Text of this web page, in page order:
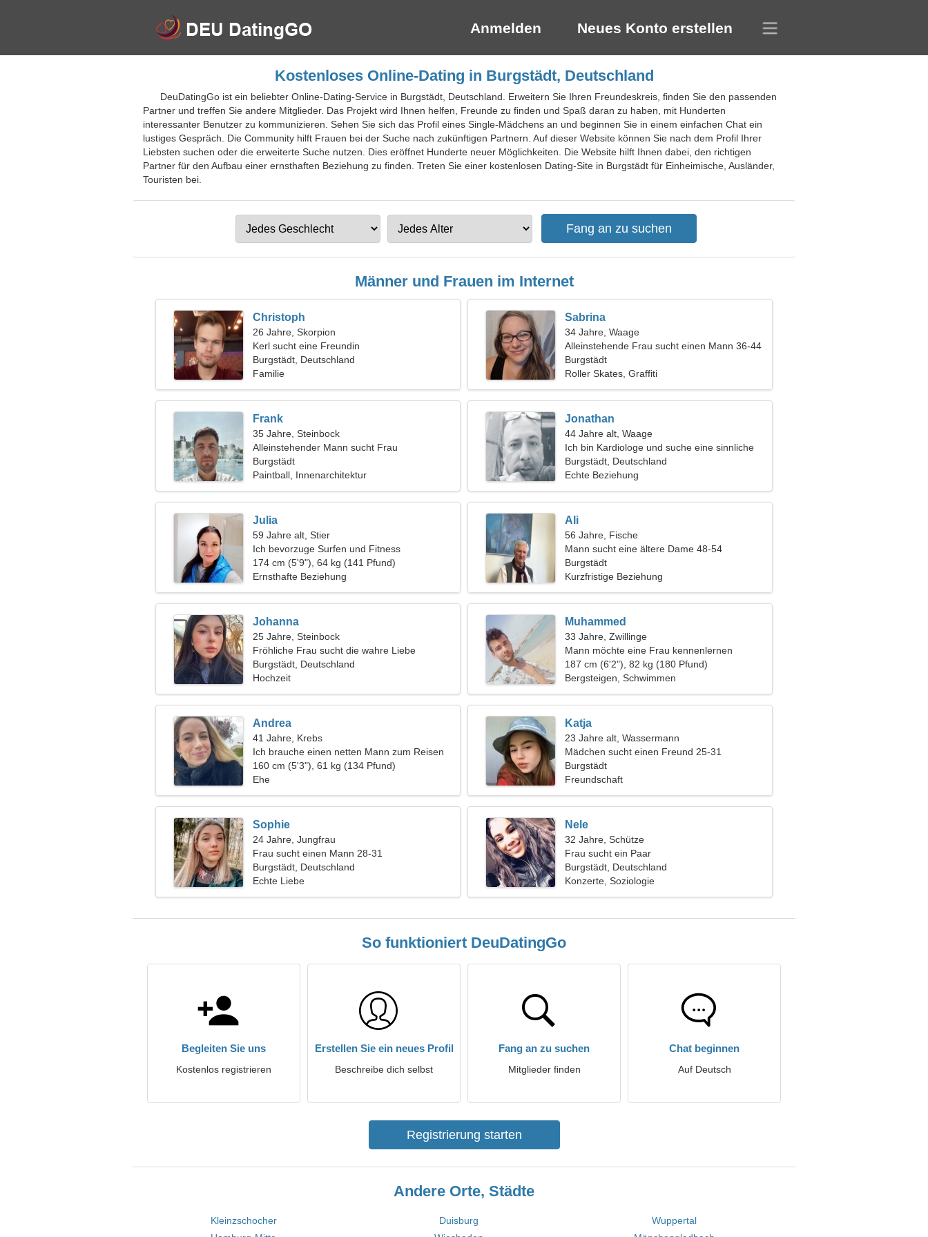
Anmelden Neues Konto erstellen
Kostenloses Online-Dating in Burgstädt, Deutschland
DeuDatingGo ist ein beliebter Online-Dating-Service in Burgstädt, Deutschland. Erweitern Sie Ihren Freundeskreis, finden Sie den passenden
Partner und treffen Sie andere Mitglieder. Das Projekt wird Ihnen helfen, Freunde zu finden und Spaß daran zu haben, mit Hunderten
interessanter Benutzer zu kommunizieren. Sehen Sie sich das Profil eines Single-Mädchens an und beginnen Sie in einem einfachen Chat ein
lustiges Gespräch. Die Community hilft Frauen bei der Suche nach zukünftigen Partnern. Auf dieser Website können Sie nach dem Profil Ihrer
Liebsten suchen oder die erweiterte Suche nutzen. Dies eröffnet Hunderte neuer Möglichkeiten. Die Website hilft Ihnen dabei, den richtigen
Partner für den Aufbau einer ernsthaften Beziehung zu finden. Treten Sie einer kostenlosen Dating-Site in Burgstädt für Einheimische, Ausländer,
Touristen bei.
Männer und Frauen im Internet
Christoph
26 Jahre, Skorpion
Kerl sucht eine Freundin
Burgstädt, Deutschland
Familie
Sabrina
34 Jahre, Waage
Alleinstehende Frau sucht einen Mann 36-44
Burgstädt
Roller Skates, Graffiti
Frank
35 Jahre, Steinbock
Alleinstehender Mann sucht Frau
Burgstädt
Paintball, Innenarchitektur
Jonathan
44 Jahre alt, Waage
Ich bin Kardiologe und suche eine sinnliche
Frau
Burgstädt, Deutschland
Echte Beziehung
Julia
59 Jahre alt, Stier
Ich bevorzuge Surfen und Fitness
174 cm (5'9"), 64 kg (141 Pfund)
Ernsthafte Beziehung
Ali
56 Jahre, Fische
Mann sucht eine ältere Dame 48-54
Burgstädt
Kurzfristige Beziehung
Johanna
25 Jahre, Steinbock
Fröhliche Frau sucht die wahre Liebe
Burgstädt, Deutschland
Hochzeit
Muhammed
33 Jahre, Zwillinge
Mann möchte eine Frau kennenlernen
187 cm (6'2"), 82 kg (180 Pfund)
Bergsteigen, Schwimmen
Andrea
41 Jahre, Krebs
Ich brauche einen netten Mann zum Reisen
160 cm (5'3"), 61 kg (134 Pfund)
Ehe
Katja
23 Jahre alt, Wassermann
Mädchen sucht einen Freund 25-31
Burgstädt
Freundschaft
Sophie
24 Jahre, Jungfrau
Frau sucht einen Mann 28-31
Burgstädt, Deutschland
Echte Liebe
Nele
32 Jahre, Schütze
Frau sucht ein Paar
Burgstädt, Deutschland
Konzerte, Soziologie
So funktioniert DeuDatingGo
Begleiten Sie uns
Kostenlos registrieren
Erstellen Sie ein neues Profil
Beschreibe dich selbst
Fang an zu suchen
Mitglieder finden
Chat beginnen
Auf Deutsch
Registrierung starten
Andere Orte, Städte
Kleinzschocher Duisburg
Wuppertal